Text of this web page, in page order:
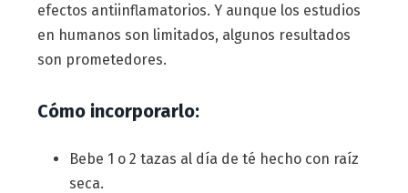
efectos antiinflamatorios. Y aunque los estudios
en humanos son limitados, algunos resultados
son prometedores.
Cómo incorporarlo:
Bebe 1 o 2 tazas al día de té hecho con raíz
seca.